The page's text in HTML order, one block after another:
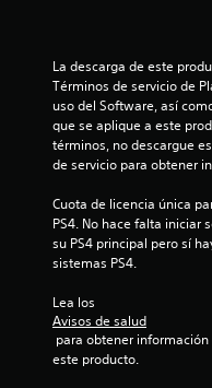
La descarga de este
Términos de servicio de
uso del Software, así
que se aplique a este
términos, no descargue
de servicio para obtener
Cuota de licencia única
PS4. No hace falta iniciar
su PS4 principal pero sí
sistemas PS4.
Lea los
Avisos de salud
este producto.